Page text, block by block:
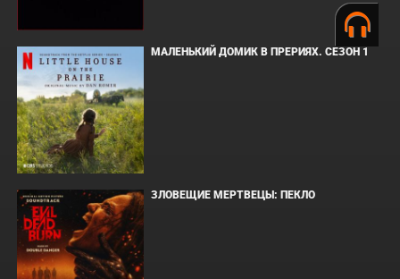
МАЛЕНЬКИЙ ДОМИК В ПРЕРИЯХ. СЕЗОН 1
ЗЛОВЕЩИЕ МЕРТВЕЦЫ: ПЕКЛО